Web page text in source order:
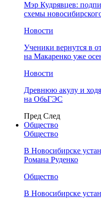
Мэр Кудрявцев:
схемы
Новости
Ученики вернутся в
на Макаренко уже
Новости
Древнюю акулу и
на ОбьГЭС
Пред След
Общество
Общество
В Новосибирске
Романа Руденко
Общество
В Новосибирске